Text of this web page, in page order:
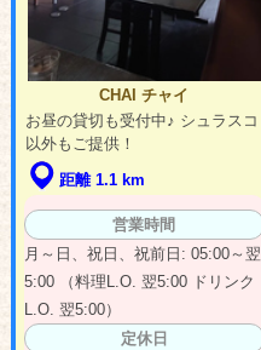
CHAI チャイ
お昼の貸切も受付中♪ シュラスコ
以外もご提供！
距離 1.1 km
営業時間
月～日、祝日、祝前日: 05:00～翌
5:00 （料理L.O. 翌5:00 ドリンク
L.O. 翌5:00）
定休日